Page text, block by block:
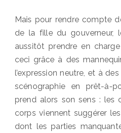
Mais pour rendre compte
de la fille du gouverneur,
aussitôt prendre en charge
ceci grâce à des
l’expression neutre, et à
scénographie en prêt-à-
prend alors son sens : les
corps viennent suggérer
dont les parties